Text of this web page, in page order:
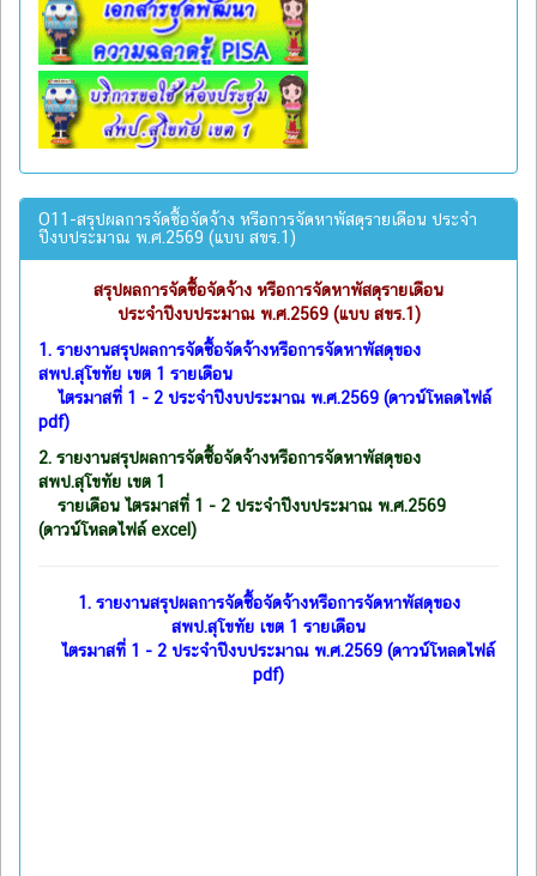
O11-สรุปผลการจัดซื้อจัดจ้าง หรือการจัดหาพัสดุรายเดือน ประจำ
ปีงบประมาณ พ.ศ.2569 (แบบ สขร.1)
สรุปผลการจัดซื้อจัดจ้าง หรือการจัดหาพัสดุรายเดือน
ประจำปีงบประมาณ พ.ศ.2569 (แบบ สขร.1)
1. รายงานสรุปผลการจัดซื้อจัดจ้างหรือการจัดหาพัสดุของ
สพป.สุโขทัย เขต 1 รายเดือน
ไตรมาสที่ 1 - 2 ประจำปีงบประมาณ พ.ศ.2569 (ดาวน์โหลดไฟล์
pdf)
2. รายงานสรุปผลการจัดซื้อจัดจ้างหรือการจัดหาพัสดุของ
สพป.สุโขทัย เขต 1
รายเดือน ไตรมาสที่ 1 - 2 ประจำปีงบประมาณ พ.ศ.2569
(ดาวน์โหลดไฟล์ excel)
1. รายงานสรุปผลการจัดซื้อจัดจ้างหรือการจัดหาพัสดุของ
สพป.สุโขทัย เขต 1 รายเดือน
ไตรมาสที่ 1 - 2 ประจำปีงบประมาณ พ.ศ.2569 (ดาวน์โหลดไฟล์
pdf)